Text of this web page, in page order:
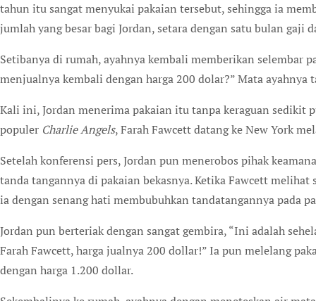
tahun itu sangat menyukai pakaian tersebut, sehingga ia
jumlah yang besar bagi Jordan, setara dengan satu bulan gaji
Setibanya di rumah, ayahnya kembali memberikan selembar
menjualnya kembali dengan harga 200 dolar?” Mata ayahnya
Kali ini, Jordan menerima pakaian itu tanpa keraguan sedikit
populer Charlie Angels, Farah Fawcett datang ke New York
Setelah konferensi pers, Jordan pun menerobos pihak
tanda tangannya di pakaian bekasnya. Ketika Fawcett
ia dengan senang hati membubuhkan tandatangannya pada
Jordan pun berteriak dengan sangat gembira, “Ini adalah
Farah Fawcett, harga jualnya 200 dollar!” Ia pun melelang
dengan harga 1.200 dollar.